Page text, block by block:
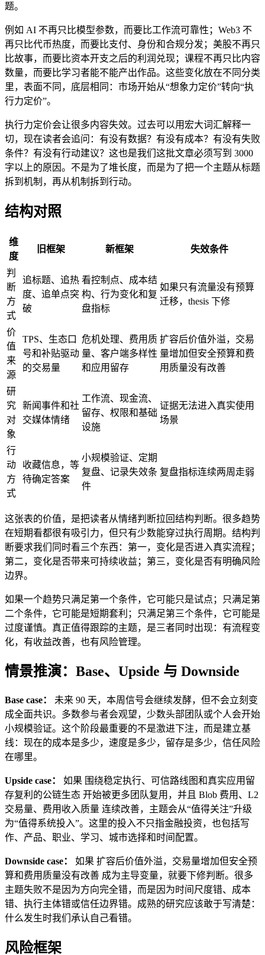
题。
例如 AI 不再只比模型参数，而要比工作流可靠性；Web3 不
再只比代币热度，而要比支付、身份和合规分发；美股不再只
比故事，而要比资本开支之后的利润兑现；课程不再只比内容
数量，而要比学习者能不能产出作品。这些变化放在不同分类
里，表面不同，底层相同：市场开始从“想象力定价”转向“执
行力定价”。
执行力定价会让很多内容失效。过去可以用宏大词汇解释一
切，现在读者会追问：有没有数据？有没有成本？有没有失败
条件？有没有行动建议？这也是我们这批文章必须写到 3000
字以上的原因。不是为了堆长度，而是为了把一个主题从标题
拆到机制，再从机制拆到行动。
结构对照
维
度
旧框架 新框架 失效条件
判
断
方
式
追标题、追热
度、追单点突
破
看控制点、成本结
构、行为变化和复
盘指标
如果只有流量没有预算
迁移，thesis 下修
价
值
来
源
TPS、生态口
号和补贴驱动
的交易量
危机处理、费用质
量、客户端多样性
和应用留存
扩容后价值外溢，交易
量增加但安全预算和费
用质量没有改善
研
究
对
象
新闻事件和社
交媒体情绪
工作流、现金流、
留存、权限和基础
设施
证据无法进入真实使用
场景
行
动
方
式
收藏信息，等
待确定答案
小规模验证、定期
复盘、记录失效条
件
复盘指标连续两周走弱
这张表的价值，是把读者从情绪判断拉回结构判断。很多趋势
在短期看都很有吸引力，但只有少数能穿过执行周期。结构判
断要求我们同时看三个东西：第一，变化是否进入真实流程；
第二，变化是否带来可持续收益；第三，变化是否有明确风险
边界。
如果一个趋势只满足第一个条件，它可能只是试点；只满足第
二个条件，它可能是短期套利；只满足第三个条件，它可能是
过度谨慎。真正值得跟踪的主题，是三者同时出现：有流程变
化，有收益改善，也有风险管理。
情景推演：Base、Upside 与 Downside
Base case：
未来 90 天，本周信号会继续发酵，但不会立刻变
成全面共识。多数参与者会观望，少数头部团队或个人会开始
小规模验证。这个阶段最重要的不是激进下注，而是建立基
线：现在的成本是多少，速度是多少，留存是多少，信任风险
在哪里。
Upside case：
如果 围绕稳定执行、可信路线图和真实应用留
存复利的公链生态 开始被更多团队复用，并且 Blob 费用、L2
交易量、费用收入质量 连续改善，主题会从“值得关注”升级
为“值得系统投入”。这里的投入不只指金融投资，也包括写
作、产品、职业、学习、城市选择和时间配置。
Downside case：
如果 扩容后价值外溢，交易量增加但安全预
算和费用质量没有改善 成为主导变量，就要下修判断。很多
主题失败不是因为方向完全错，而是因为时间尺度错、成本
错、执行主体错或信任边界错。成熟的研究应该敢于写清楚：
什么发生时我们承认自己看错。
风险框架